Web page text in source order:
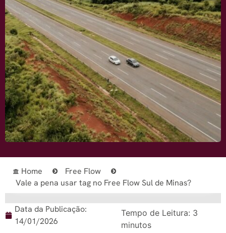
Home
Free Flow
Vale a pena usar tag no Free Flow Sul de Minas?
Data da Publicação:
14/01/2026
Tempo de Leitura: 3
minutos